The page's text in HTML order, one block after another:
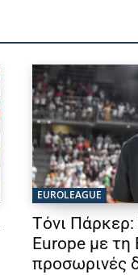
EUROLEAGUE
Τόνι
Europe με τη
προσωρινές